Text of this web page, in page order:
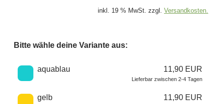
inkl. 19 % MwSt. zzgl. Versandkosten.
Bitte wähle deine Variante aus:
Wähle eine Farbe
aquablau 11,90 EUR
Lieferbar zwischen 2-4 Tagen
gelb 11,90 EUR